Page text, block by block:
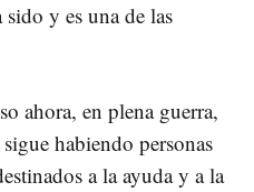
y es una de las
ahora, en plena guerra,
habiendo personas
a la ayuda y a la